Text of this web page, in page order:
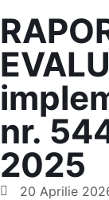
nr.
2025
20 Aprilie